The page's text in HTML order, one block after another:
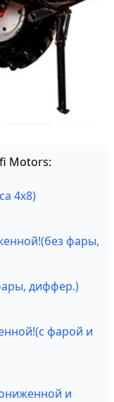
Motors:
4х8)
фары,
диффер.)
фарой и
и